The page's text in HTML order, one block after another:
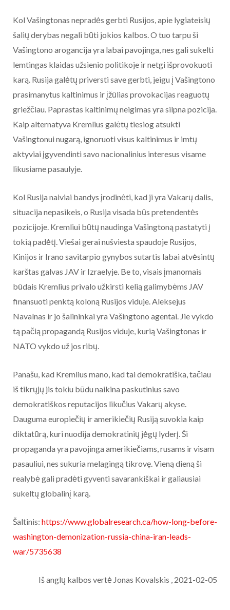
Kol Vašingtonas nepradės gerbti Rusijos, apie lygiateisių
šalių derybas negali būti jokios kalbos. O tuo tarpu ši
Vašingtono arogancija yra labai pavojinga, nes gali sukelti
lemtingas klaidas užsienio politikoje ir netgi išprovokuoti
karą. Rusija galėtų priversti save gerbti, jeigu į Vašingtono
prasimanytus kaltinimus ir įžūlias provokacijas reaguotų
griežčiau. Paprastas kaltinimų neigimas yra silpna pozicija.
Kaip alternatyva Kremlius galėtų tiesiog atsukti
Vašingtonui nugarą, ignoruoti visus kaltinimus ir imtų
aktyviai įgyvendinti savo nacionalinius interesus visame
likusiame pasaulyje.
Kol Rusija naiviai bandys įrodinėti, kad ji yra Vakarų dalis,
situacija nepasikeis, o Rusija visada būs pretendentės
pozicijoje. Kremliui būtų naudinga Vašingtoną pastatyti į
tokią padėtį. Viešai gerai nušviesta spaudoje Rusijos,
Kinijos ir Irano savitarpio gynybos sutartis labai atvėsintų
karštas galvas JAV ir Izraelyje. Be to, visais įmanomais
būdais Kremlius privalo užkirsti kelią galimybėms JAV
finansuoti penktą koloną Rusijos viduje. Aleksejus
Navalnas ir jo šalininkai yra Vašingtono agentai. Jie vykdo
tą pačią propagandą Rusijos viduje, kurią Vašingtonas ir
NATO vykdo už jos ribų.
Panašu, kad Kremlius mano, kad tai demokratiška, tačiau
iš tikrųjų jis tokiu būdu naikina paskutinius savo
demokratiškos reputacijos likučius Vakarų akyse.
Dauguma europiečių ir amerikiečių Rusiją suvokia kaip
diktatūrą, kuri nuodija demokratinių jėgų lyderį. Ši
propaganda yra pavojinga amerikiečiams, rusams ir visam
pasauliui, nes sukuria melagingą tikrovę. Vieną dieną ši
realybė gali pradėti gyventi savarankiškai ir galiausiai
sukeltų globalinį karą.
Šaltinis: https://www.globalresearch.ca/how-long-before-
washington-demonization-russia-china-iran-leads-
war/5735638
Iš anglų kalbos vertė Jonas Kovalskis , 2021-02-05